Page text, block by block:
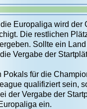
Europaliga wird der
Die restlichen
Sollte ein
Vergabe der
für die
qualifiziert sein,
der Vergabe der
ein.